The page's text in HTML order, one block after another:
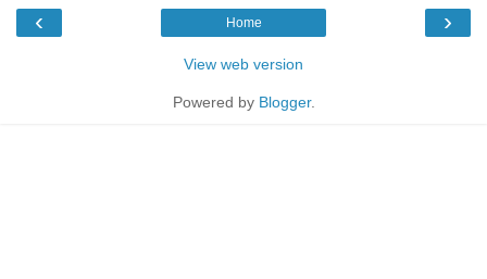
‹ ›
Home
View web version
Powered by Blogger.